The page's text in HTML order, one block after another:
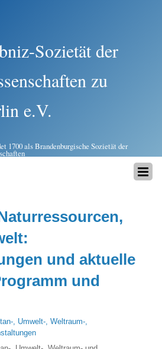
Sozietät der
zu
e.V.
1700 als Brandenburgische Sozietät der
und aktuelle
und
, Umwelt-, Weltraum-,